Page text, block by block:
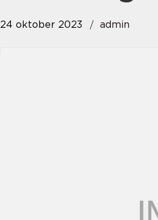
24 oktober 2023 admin